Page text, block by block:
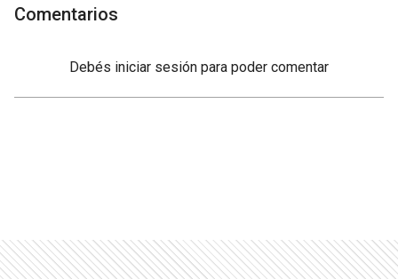
Comentarios
Debés iniciar sesión para poder comentar